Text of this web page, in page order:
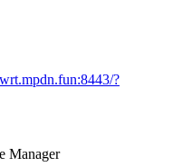
?
Manager